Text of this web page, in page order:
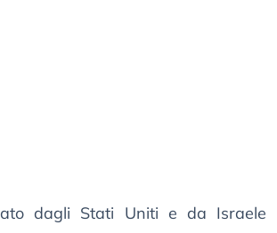
dagli Stati Uniti e da Israele